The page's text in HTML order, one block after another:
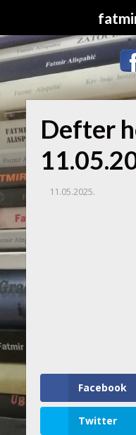
Defter
11.05.2025.
Facebook
Twitter